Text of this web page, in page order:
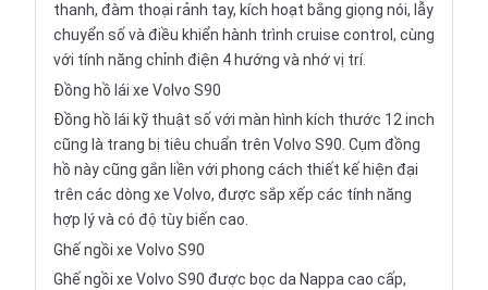
thanh, đàm thoại rảnh tay, kích hoạt bằng giọng nói, lẫy
chuyển số và điều khiển hành trình cruise control, cùng
với tính năng chỉnh điện 4 hướng và nhớ vị trí.
Đồng hồ lái xe Volvo S90
Đồng hồ lái kỹ thuật số với màn hình kích thước 12 inch
cũng là trang bị tiêu chuẩn trên Volvo S90. Cụm đồng
hồ này cũng gắn liền với phong cách thiết kế hiện đại
trên các dòng xe Volvo, được sắp xếp các tính năng
hợp lý và có độ tùy biến cao.
Ghế ngồi xe Volvo S90
Ghế ngồi xe Volvo S90 được bọc da Nappa cao cấp,